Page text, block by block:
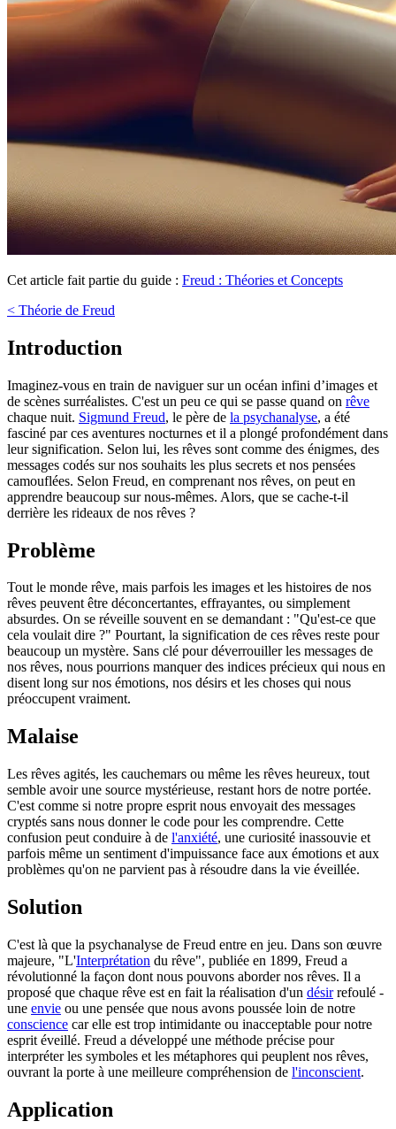
Cet article fait partie du guide : Freud : Théories et Concepts
< Théorie de Freud
Introduction
Imaginez-vous en train de naviguer sur un océan infini d’images et
de scènes surréalistes. C'est un peu ce qui se passe quand on rêve
chaque nuit. Sigmund Freud, le père de la psychanalyse, a été
fasciné par ces aventures nocturnes et il a plongé profondément dans
leur signification. Selon lui, les rêves sont comme des énigmes, des
messages codés sur nos souhaits les plus secrets et nos pensées
camouflées. Selon Freud, en comprenant nos rêves, on peut en
apprendre beaucoup sur nous-mêmes. Alors, que se cache-t-il
derrière les rideaux de nos rêves ?
Problème
Tout le monde rêve, mais parfois les images et les histoires de nos
rêves peuvent être déconcertantes, effrayantes, ou simplement
absurdes. On se réveille souvent en se demandant : "Qu'est-ce que
cela voulait dire ?" Pourtant, la signification de ces rêves reste pour
beaucoup un mystère. Sans clé pour déverrouiller les messages de
nos rêves, nous pourrions manquer des indices précieux qui nous en
disent long sur nos émotions, nos désirs et les choses qui nous
préoccupent vraiment.
Malaise
Les rêves agités, les cauchemars ou même les rêves heureux, tout
semble avoir une source mystérieuse, restant hors de notre portée.
C'est comme si notre propre esprit nous envoyait des messages
cryptés sans nous donner le code pour les comprendre. Cette
confusion peut conduire à de l'anxiété, une curiosité inassouvie et
parfois même un sentiment d'impuissance face aux émotions et aux
problèmes qu'on ne parvient pas à résoudre dans la vie éveillée.
Solution
C'est là que la psychanalyse de Freud entre en jeu. Dans son œuvre
majeure, "L'Interprétation du rêve", publiée en 1899, Freud a
révolutionné la façon dont nous pouvons aborder nos rêves. Il a
proposé que chaque rêve est en fait la réalisation d'un désirrefoulé -
une envie ou une pensée que nous avons poussée loin de notre
conscience car elle est trop intimidante ou inacceptable pour notre
esprit éveillé. Freud a développé une méthode précise pour
interpréter les symboles et les métaphores qui peuplent nos rêves,
ouvrant la porte à une meilleure compréhension de l'inconscient.
Application